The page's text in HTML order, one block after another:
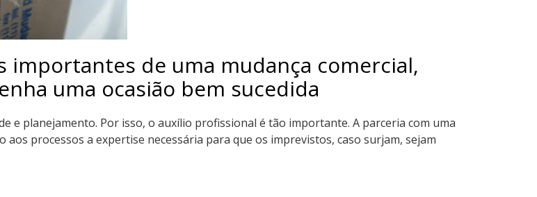
importantes de uma mudança comercial,
uma ocasião bem sucedida
e planejamento. Por isso, o auxílio profissional é tão importante. A parceria com uma
processos a expertise necessária para que os imprevistos, caso surjam, sejam